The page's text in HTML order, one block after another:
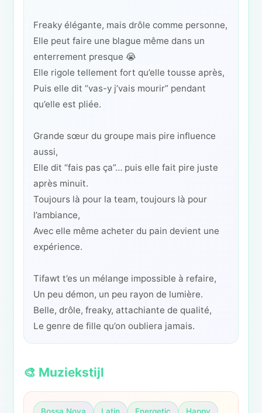
Freaky élégante, mais drôle comme personne,
Elle peut faire une blague même dans un
enterrement presque 😭
Elle rigole tellement fort qu’elle tousse après,
Puis elle dit “vas-y j’vais mourir” pendant
qu’elle est pliée.
Grande sœur du groupe mais pire influence
aussi,
Elle dit “fais pas ça”… puis elle fait pire juste
après minuit.
Toujours là pour la team, toujours là pour
l’ambiance,
Avec elle même acheter du pain devient une
expérience.
Tifawt t’es un mélange impossible à refaire,
Un peu démon, un peu rayon de lumière.
Belle, drôle, freaky, attachiante de qualité,
Le genre de fille qu’on oubliera jamais.
🎨 Muziekstijl